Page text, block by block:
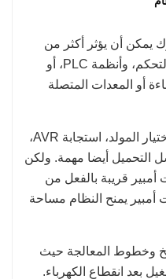
يمكن أن يؤثر أكثر من
مجرد المحرك. قد يزعج لوحات التحكم، وأنظمة PLC، أو
أو المعدات المتصلة
المولد الأكبر ليس الحل الوحيد. اختيار المولد، استجابة AVR،
التحميل أيضا مهمة. ولكن
500 كيلو فولت أمبير قريبة بالفعل من
625 كيلو فولت أمبير يمنح النظام مساحة
وخطوط المعالجة حيث
بعد انقطاع الكهرباء.